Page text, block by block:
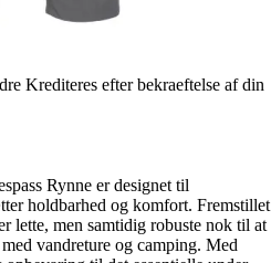
Krediteres efter bekraeftelse af din
Rynne er designet til
holdbarhed og komfort. Fremstillet
lette, men samtidig robuste nok til at
vandreture og camping. Med